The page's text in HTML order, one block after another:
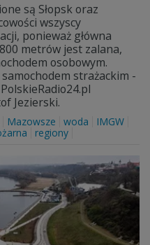
są Słopsk oraz
wszyscy
ponieważ główna
metrów jest zalana,
osobowym.
strażackim -
Jezierski.
Mazowsze woda
IMGW
regiony